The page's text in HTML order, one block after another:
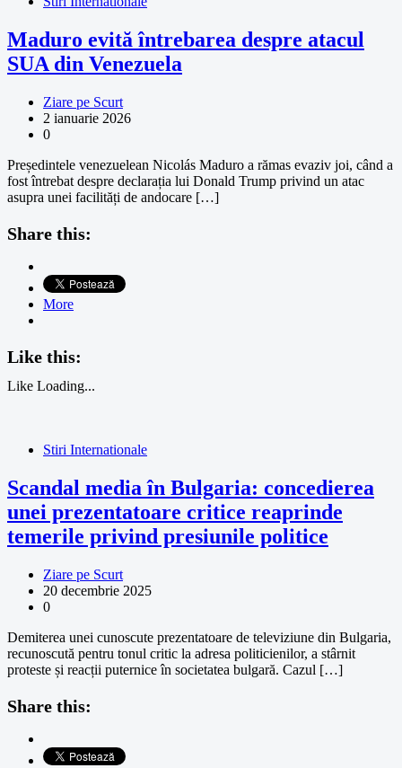
Maduro evită întrebarea despre atacul
SUA din Venezuela
Ziare pe Scurt
2 ianuarie 2026
0
Președintele venezuelean Nicolás Maduro a rămas evaziv joi, când a
fost întrebat despre declarația lui Donald Trump privind un atac
asupra unei facilități de andocare […]
Share this:
More
Like this:
Like Loading...
Stiri Internationale
Scandal media în Bulgaria: concedierea
unei prezentatoare critice reaprinde
temerile privind presiunile politice
Ziare pe Scurt
20 decembrie 2025
0
Demiterea unei cunoscute prezentatoare de televiziune din Bulgaria,
recunoscută pentru tonul critic la adresa politicienilor, a stârnit
proteste și reacții puternice în societatea bulgară. Cazul […]
Share this: